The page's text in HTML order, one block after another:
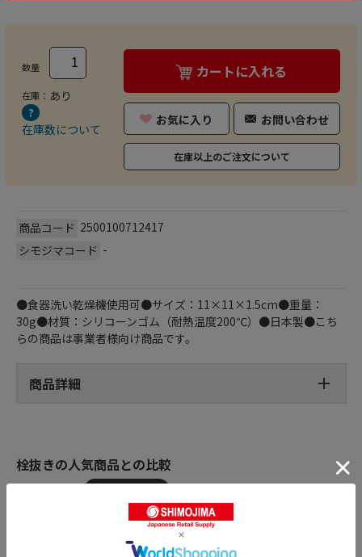
数量
在庫： あり
在庫数について
カートに入れる
お気に入り お問い合わせ
在庫以上のご注文について
商品コード 2500100712417
シモジマコード -
●食器洗い乾燥機使用可●サイズ：11×11×1.5cm●重量：
30g●材質：シリコーンゴム（耐熱温度200℃）●日本製●こち
らの商品は事業者様向け商品です。
商品詳細
栓抜きの人気商品との比較